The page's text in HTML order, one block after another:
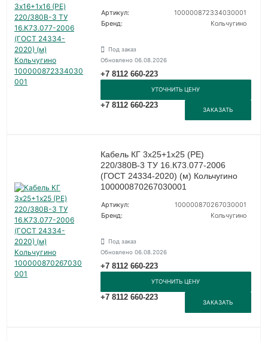
Артикул:
100000872334030001
Бренд:
Кольчугино
Под заказ
Обновлено 06.08.2026
+7 8112 660-223
УТОЧНИТЬ ЦЕНУ
+7 8112 660-223
ЗАКАЗАТЬ
Кабель КГ 3х25+1х25 (PE)
220/380В-3 ТУ 16.К73.077-2006
(ГОСТ 24334-2020) (м) Кольчугино
100000870267030001
Артикул:
100000870267030001
Бренд:
Кольчугино
Под заказ
Обновлено 06.08.2026
+7 8112 660-223
УТОЧНИТЬ ЦЕНУ
+7 8112 660-223
ЗАКАЗАТЬ